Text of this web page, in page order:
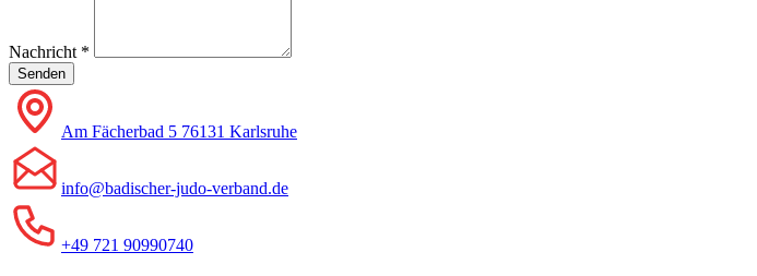
Nachricht *
Senden
Am Fächerbad 5 76131 Karlsruhe
info@badischer-judo-verband.de
+49 721 90990740